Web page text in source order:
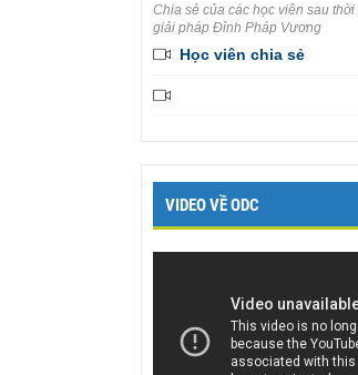
Chia sẻ của các học viên sau
giải pháp Đỉnh Pháp Vương
Học viên chia sẻ
VIDEO VỀ ODC